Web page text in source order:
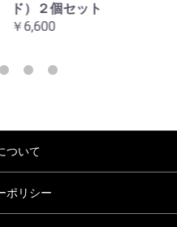
ド）２個セット
￥6,600
ついて
ポリシー